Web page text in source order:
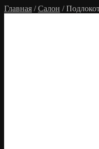
Главная /Салон /